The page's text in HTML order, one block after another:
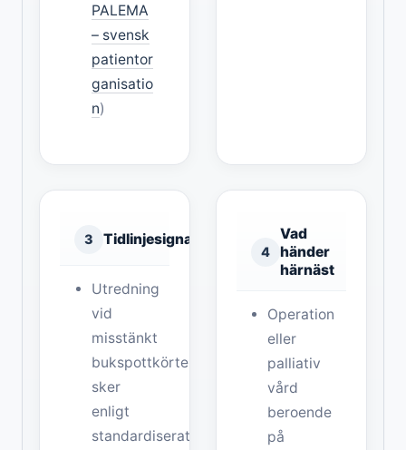
PALEMA
– svensk
patientor
ganisatio
n)
3 Tidlinjesignal
Utredning
vid
misstänkt
bukspottkörtelcancer
sker
enligt
standardiserat
4
Vad
händer
härnäst
Operation
eller
palliativ
vård
beroende
på